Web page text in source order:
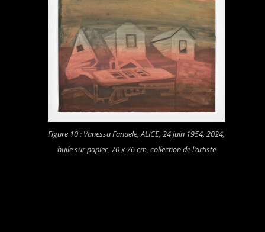
Figure 10 : Vanessa Fanuele,ALICE, 24 juin 1954, 2024,
huile sur papier, 70 x 76 cm, collection de l’artiste